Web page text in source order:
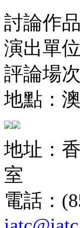
討論作
演出單
評論場
地點：
地址：
室
電話：